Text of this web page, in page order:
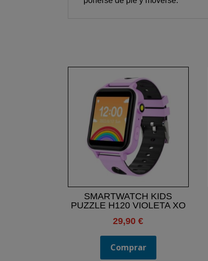
SMARTWATCH KIDS
PUZZLE H120 VIOLETA XO
29,90€
Comprar